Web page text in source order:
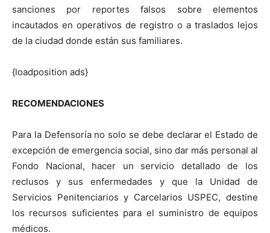
sanciones por reportes falsos sobre elementos
incautados en operativos de registro o a traslados lejos
de la ciudad donde están sus familiares.
{loadposition ads}
RECOMENDACIONES
Para la Defensoría no solo se debe declarar el Estado de
excepción de emergencia social, sino dar más personal al
Fondo Nacional, hacer un servicio detallado de los
reclusos y sus enfermedades y que la Unidad de
Servicios Penitenciarios y Carcelarios USPEC, destine
los recursos suficientes para el suministro de equipos
médicos.